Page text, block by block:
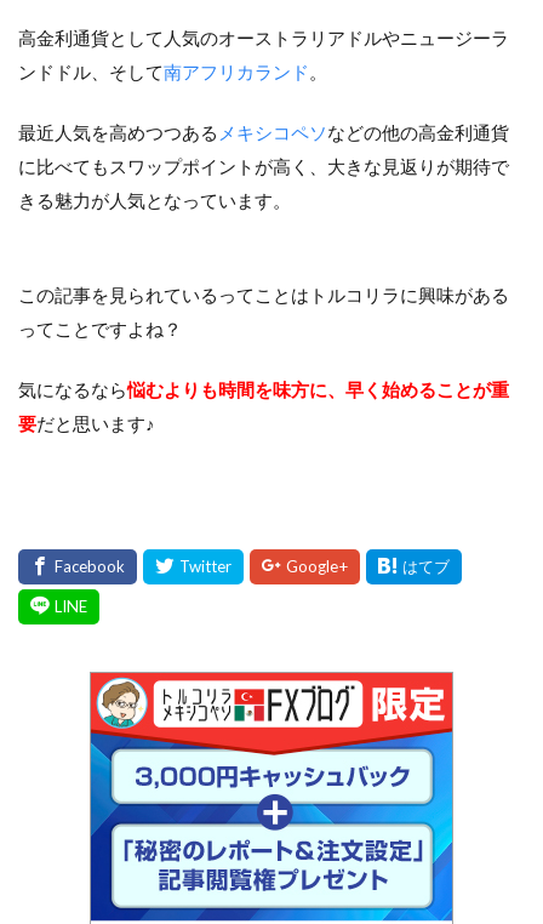
高金利通貨として人気のオーストラリアドルやニュージーラ
ンドドル、そして南アフリカランド 。
最近人気を高めつつある メキシコペソなどの他の高金利通貨
に比べてもスワップポイントが高く、大きな見返りが期待で
きる魅力が人気となっています。
この記事を見られているってことはトルコリラに興味がある
ってことですよね？
気になるなら悩むよりも時間を味方に、早く始めることが重
要だと思います♪